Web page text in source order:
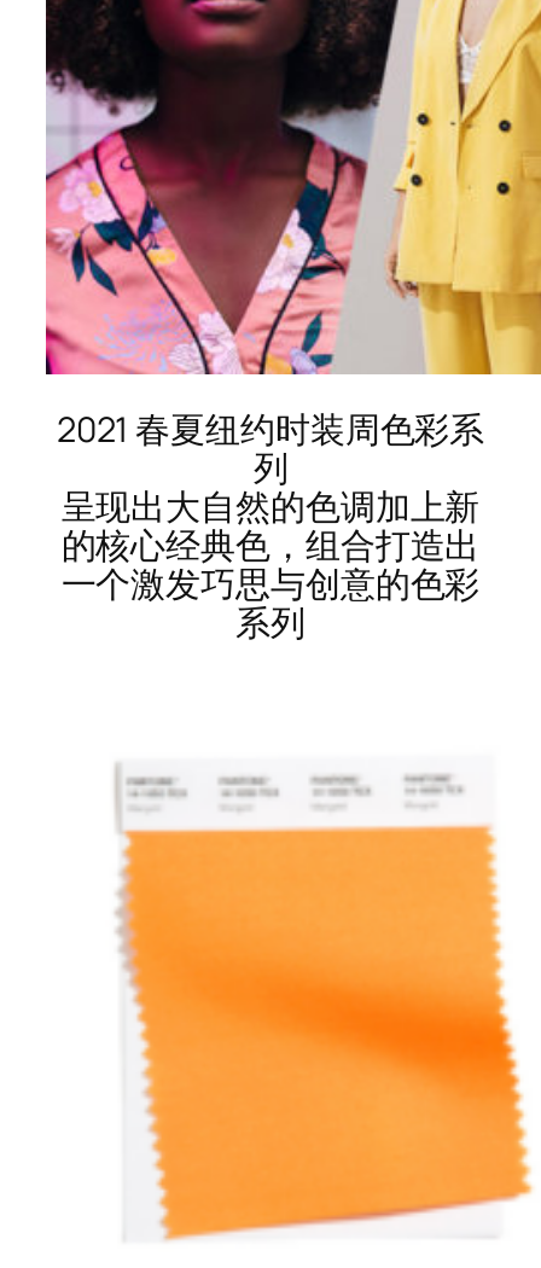
2021 春夏纽约时装周色彩系
列
呈现出大自然的色调加上新
的核心经典色，组合打造出
一个激发巧思与创意的色彩
系列